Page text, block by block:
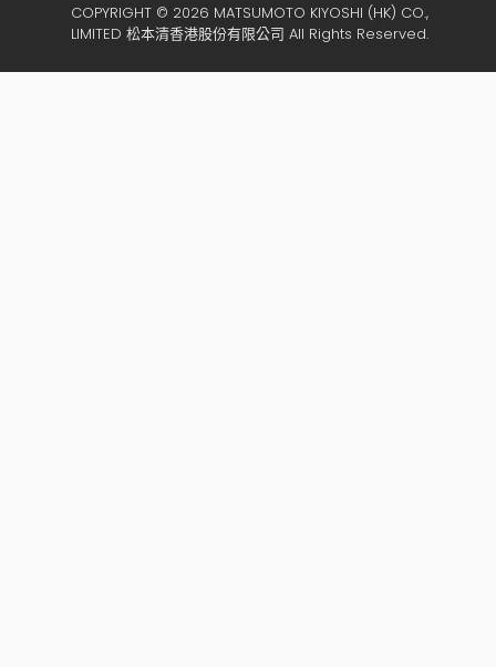
COPYRIGHT © 2026 MATSUMOTO KIYOSHI (HK) CO.,
LIMITED 松本清香港股份有限公司 All Rights Reserved.